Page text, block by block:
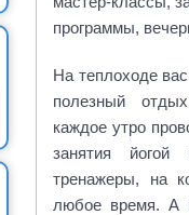
программы,
На теплоходе
полезный
каждое утро
занятия
тренажеры, на
любое время. А